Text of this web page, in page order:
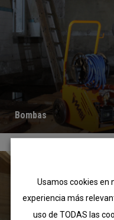
Bombas
Usamos cookies en
experiencia más
uso de TODAS las